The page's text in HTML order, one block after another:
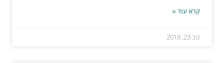
קרא עוד »
נוב 23, 2018